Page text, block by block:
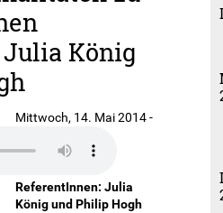
König
Mittwoch, 14. Mai 2014 -
Schlosskeller
ReferentInnen: Julia
König und Philip Hogh